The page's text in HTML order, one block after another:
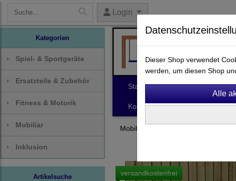
Login
Kategorien
› Spiel- & Sportgeräte
› Ersatzteile & Zubehör
› Fitness & Motorik
› Mobiliar
› Inklusion
Artikelsuche
Start Spiel- & Sportgeräte
Kontakt
Mobiliar
versandkostenfrei
Dieser Shop verwendet
werden, um diesen Shop